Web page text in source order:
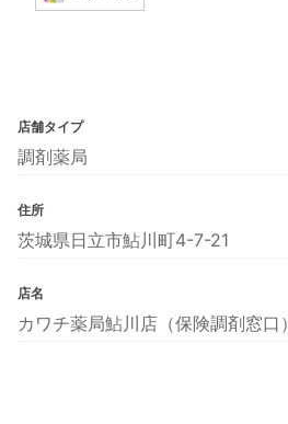
店舗タイプ
調剤薬局
住所
茨城県日立市鮎川町4-7-21
店名
カワチ薬局鮎川店（保険調剤窓口）